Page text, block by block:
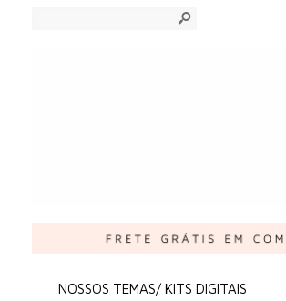
s
NOSSOS TEMAS/ KITS DIGITAIS